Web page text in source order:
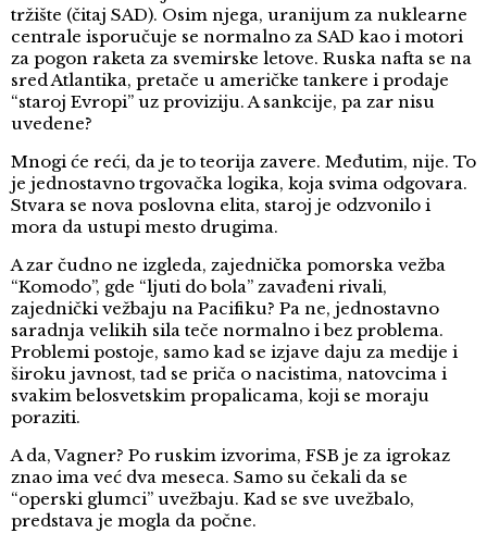
tržište (čitaj SAD). Osim njega, uranijum za nuklearne
centrale isporučuje se normalno za SAD kao i motori
za pogon raketa za svemirske letove. Ruska nafta se na
sred Atlantika, pretače u američke tankere i prodaje
“staroj Evropi” uz proviziju. A sankcije, pa zar nisu
uvedene?
Mnogi će reći, da je to teorija zavere. Međutim, nije. To
je jednostavno trgovačka logika, koja svima odgovara.
Stvara se nova poslovna elita, staroj je odzvonilo i
mora da ustupi mesto drugima.
A zar čudno ne izgleda, zajednička pomorska vežba
“Komodo”, gde “ljuti do bola” zavađeni rivali,
zajednički vežbaju na Pacifiku? Pa ne, jednostavno
saradnja velikih sila teče normalno i bez problema.
Problemi postoje, samo kad se izjave daju za medije i
široku javnost, tad se priča o nacistima, natovcima i
svakim belosvetskim propalicama, koji se moraju
poraziti.
A da, Vagner? Po ruskim izvorima, FSB je za igrokaz
znao ima već dva meseca. Samo su čekali da se
“operski glumci” uvežbaju. Kad se sve uvežbalo,
predstava je mogla da počne.